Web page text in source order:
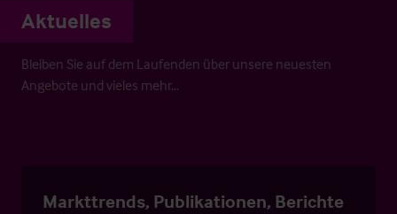
Aktuelles
Bleiben Sie auf dem Laufenden über unsere neuesten
Angebote und vieles mehr…
Markttrends, Publikationen, Berichte